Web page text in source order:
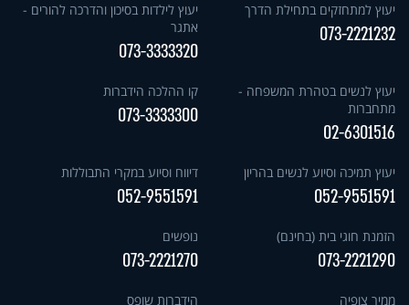
יעוץ למתחזקים בתחילת הדרך
073-2221232
יעוץ לילדות בסיכון והדרכה להורים -
אתגר
073-3333320
יעוץ לנשים בטהרת המשפחה -
מתחברות
02-6301516
קו ההלכה הידברות
073-3333300
יעוץ תמיכה וסיוע לנשים בהריון
052-9551591
דיווח וסיוע במקרי התבוללות
052-9551591
הזמנת חוגי בית (בחינם)
073-2221290
נופשים
073-2221270
ממיר צופיה הידברות שופס